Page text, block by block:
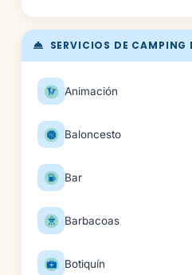
SERVICIOS DE CAMPING
Animación
Baloncesto
Bar
Barbacoas
Botiquín